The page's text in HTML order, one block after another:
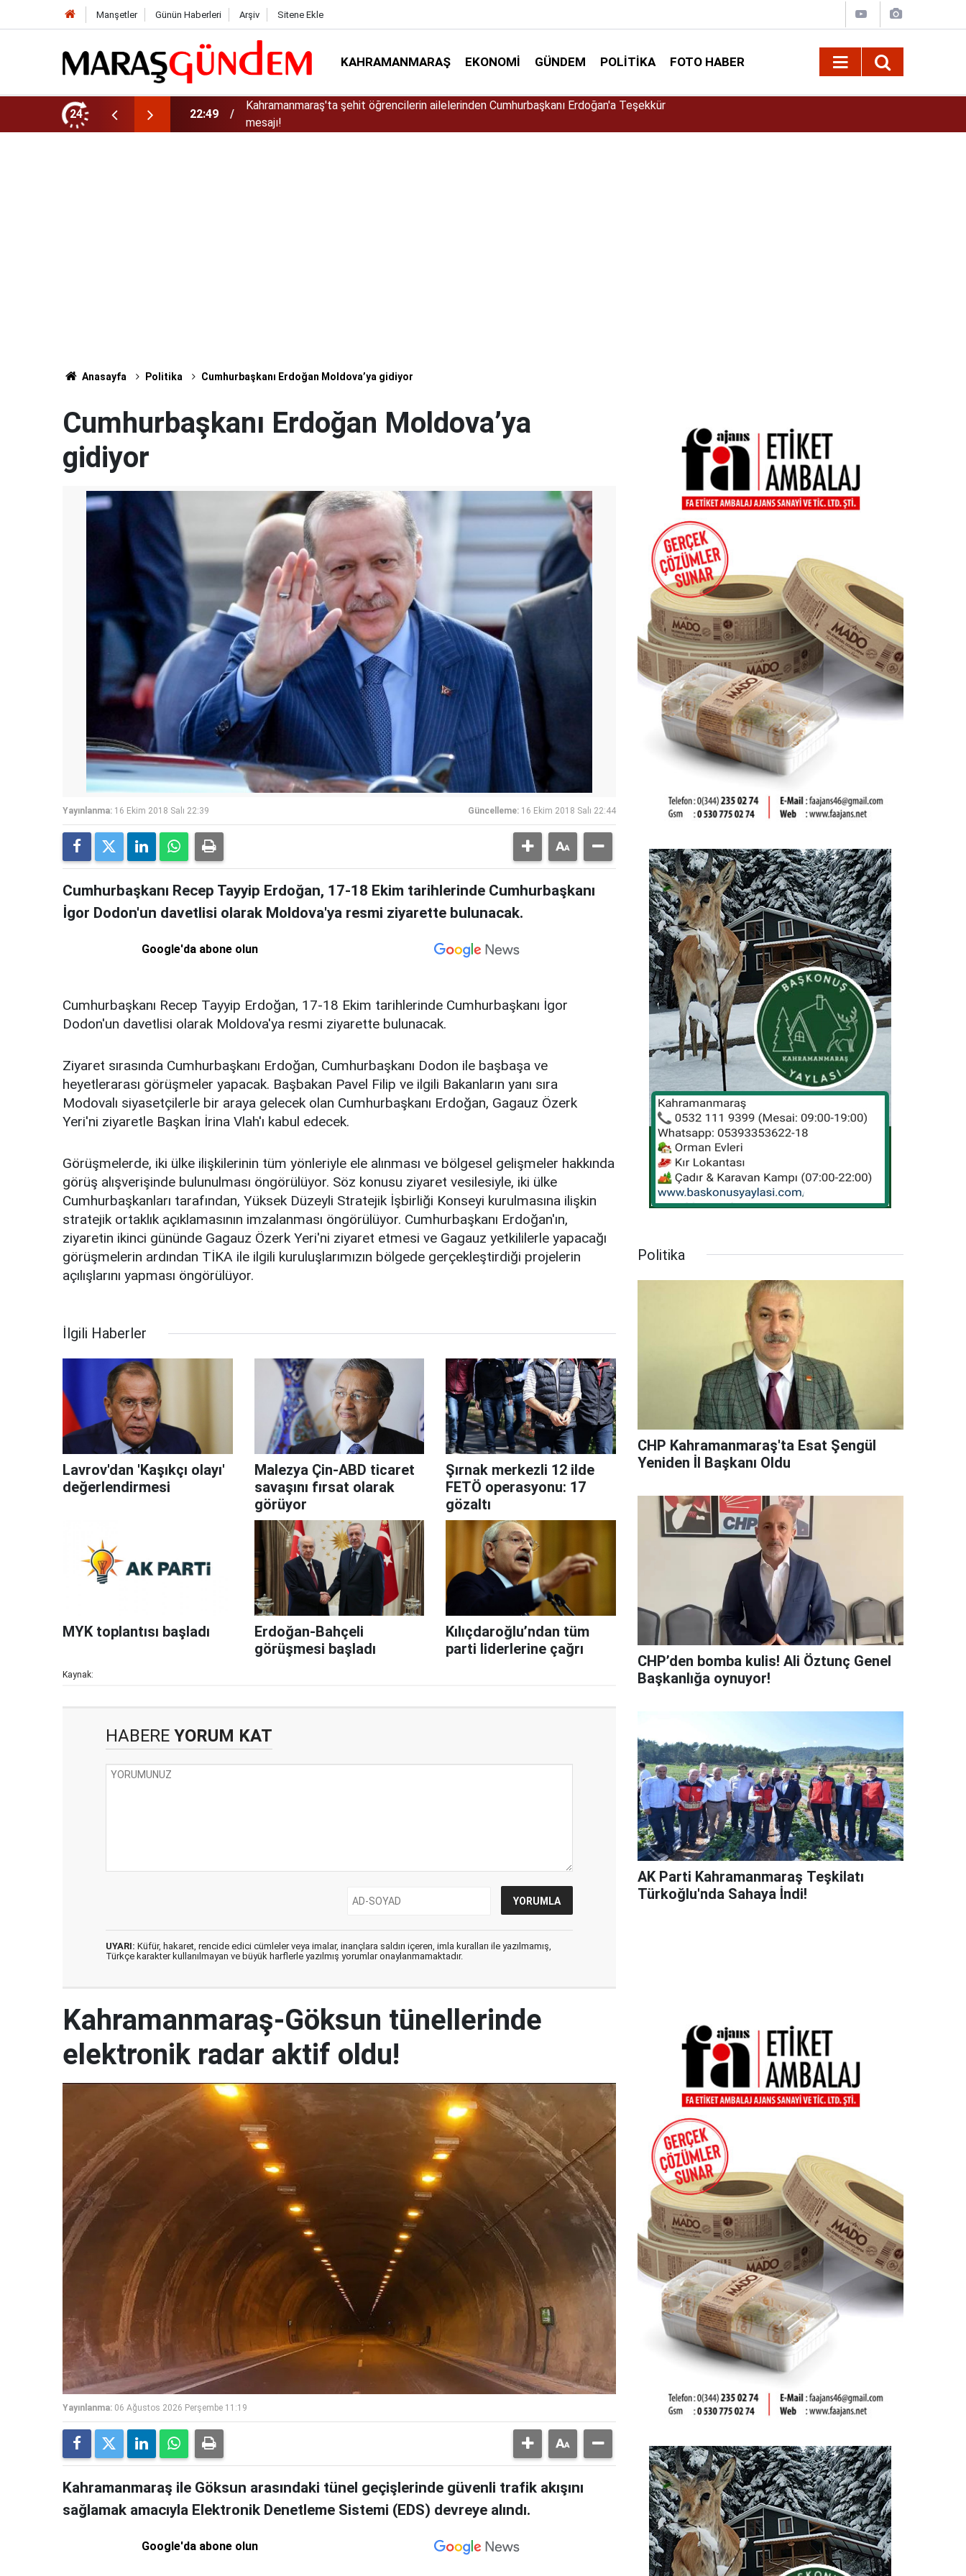
Manşetler Günün Haberleri Arşiv Sitene Ekle
KAHRAMANMARAŞ EKONOMI GÜNDEM POLITIKA FOTO HABER
24
Erdoğan'a Teşekkür
22:28 Kahramanmaraş’ta kayıp yaşlı adamın cansız bedeni barajda bulundu!
Anasayfa Politika Cumhurbaşkanı Erdoğan Moldova’ya gidiyor
Cumhurbaşkanı Erdoğan Moldova’ya
gidiyor
Yayınlanma: 16 Ekim 2018 Salı 22:39 Güncelleme: 16 Ekim 2018 Salı 22:44
Cumhurbaşkanı Recep Tayyip Erdoğan, 17-18 Ekim tarihlerinde Cumhurbaşkanı
İgor Dodon'un davetlisi olarak Moldova'ya resmi ziyarette bulunacak.
Google'da abone olun
Cumhurbaşkanı Recep Tayyip Erdoğan, 17-18 Ekim tarihlerinde Cumhurbaşkanı İgor
Dodon'un davetlisi olarak Moldova'ya resmi ziyarette bulunacak.
Ziyaret sırasında Cumhurbaşkanı Erdoğan, Cumhurbaşkanı Dodon ile başbaşa ve
heyetlerarası görüşmeler yapacak. Başbakan Pavel Filip ve ilgili Bakanların yanı sıra
Modovalı siyasetçilerle bir araya gelecek olan Cumhurbaşkanı Erdoğan, Gagauz Özerk
Yeri'ni ziyaretle Başkan İrina Vlah'ı kabul edecek.
Görüşmelerde, iki ülke ilişkilerinin tüm yönleriyle ele alınması ve bölgesel gelişmeler hakkında
görüş alışverişinde bulunulması öngörülüyor. Söz konusu ziyaret vesilesiyle, iki ülke
Cumhurbaşkanları tarafından, Yüksek Düzeyli Stratejik İşbirliği Konseyi kurulmasına ilişkin
stratejik ortaklık açıklamasının imzalanması öngörülüyor. Cumhurbaşkanı Erdoğan'ın,
ziyaretin ikinci gününde Gagauz Özerk Yeri'ni ziyaret etmesi ve Gagauz yetkililerle yapacağı
görüşmelerin ardından TİKA ile ilgili kuruluşlarımızın bölgede gerçekleştirdiği projelerin
açılışlarını yapması öngörülüyor.
İlgili Haberler
Lavrov'dan 'Kaşıkçı olayı'
değerlendirmesi
Malezya Çin-ABD ticaret
savaşını fırsat olarak
görüyor
Şırnak merkezli 12 ilde
FETÖ operasyonu: 17
gözaltı
MYK toplantısı başladı
Erdoğan-Bahçeli
görüşmesi başladı
Kılıçdaroğlu’ndan tüm
parti liderlerine çağrı
Kaynak:
HABERE YORUM KAT
UYARI: Küfür, hakaret, rencide edici cümleler veya imalar, inançlara saldırı içeren, imla kuralları ile yazılmamış,
Türkçe karakter kullanılmayan ve büyük harflerle yazılmış yorumlar onaylanmamaktadır.
Politika
CHP Kahramanmaraş'ta Esat Şengül
Yeniden İl Başkanı Oldu
CHP’den bomba kulis! Ali Öztunç Genel
Başkanlığa oynuyor!
AK Parti Kahramanmaraş Teşkilatı
Türkoğlu'nda Sahaya İndi!
Kahramanmaraş-Göksun tünellerinde
elektronik radar aktif oldu!
Yayınlanma: 06 Ağustos 2026 Perşembe 11:19
Kahramanmaraş ile Göksun arasındaki tünel geçişlerinde güvenli trafik akışını
sağlamak amacıyla Elektronik Denetleme Sistemi (EDS) devreye alındı.
Google'da abone olun